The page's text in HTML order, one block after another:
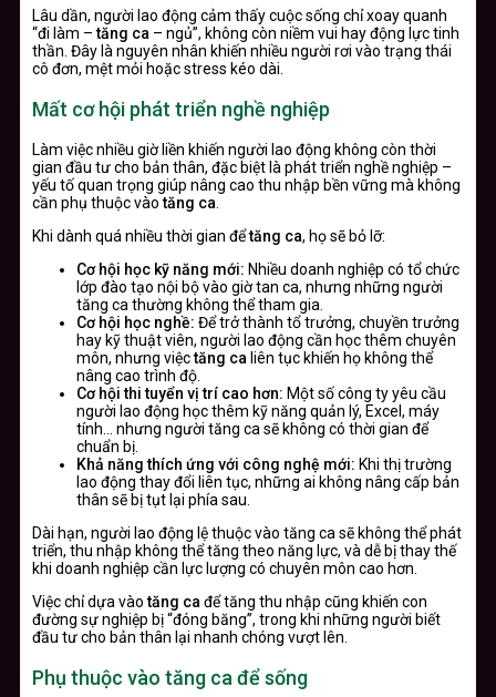
Lâu dần, người lao động cảm thấy cuộc sống chỉ xoay quanh
“đi làm –tăng ca – ngủ”, không còn niềm vui hay động lực tinh
thần. Đây là nguyên nhân khiến nhiều người rơi vào trạng thái
cô đơn, mệt mỏi hoặc stress kéo dài.
Mất cơ hội phát triển nghề nghiệp
Làm việc nhiều giờ liền khiến người lao động không còn thời
gian đầu tư cho bản thân, đặc biệt là phát triển nghề nghiệp –
yếu tố quan trọng giúp nâng cao thu nhập bền vững mà không
cần phụ thuộc vàotăng ca.
Khi dành quá nhiều thời gian đểtăng ca, họ sẽ bỏ lỡ:
Cơ hội học kỹ năng mới: Nhiều doanh nghiệp có tổ chức
lớp đào tạo nội bộ vào giờ tan ca, nhưng những người
tăng ca thường không thể tham gia.
Cơ hội học nghề: Để trở thành tổ trưởng, chuyền trưởng
hay kỹ thuật viên, người lao động cần học thêm chuyên
môn, nhưng việctăng ca liên tục khiến họ không thể
nâng cao trình độ.
Cơ hội thi tuyển vị trí cao hơn: Một số công ty yêu cầu
người lao động học thêm kỹ năng quản lý, Excel, máy
tính… nhưng người tăng ca sẽ không có thời gian để
chuẩn bị.
Khả năng thích ứng với công nghệ mới: Khi thị trường
lao động thay đổi liên tục, những ai không nâng cấp bản
thân sẽ bị tụt lại phía sau.
Dài hạn, người lao động lệ thuộc vào tăng ca sẽ không thể phát
triển, thu nhập không thể tăng theo năng lực, và dễ bị thay thế
khi doanh nghiệp cần lực lượng có chuyên môn cao hơn.
Việc chỉ dựa vàotăng cađể tăng thu nhập cũng khiến con
đường sự nghiệp bị “đóng băng”, trong khi những người biết
đầu tư cho bản thân lại nhanh chóng vượt lên.
Phụ thuộc vào tăng ca để sống